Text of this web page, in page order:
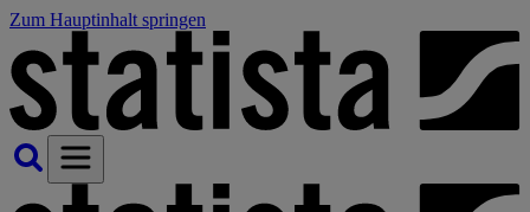
Zum Hauptinhalt springen